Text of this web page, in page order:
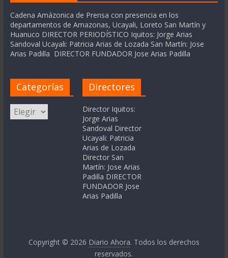
Cadena Amázonica de Prensa con presencia en los
departamentos de Amazonas, Ucayali, Loreto San Martín y
Huanuco DIRECTOR PERIODÍSTICO Iquitos: Jorge Arias
Sandoval Ucayali: Patricia Arias de Lozada San Martín: Jose
Arias Padilla DIRECTOR FUNDADOR Jose Arias Padilla
Categorías
Categorías
Directores
Director Iquitos:
Jorge Arias
Sandoval Director
Ucayali: Patricia
Arias de Lozada
Director San
Martín: Jose Arias
Padilla DIRECTOR
FUNDADOR Jose
Arias Padilla
Copyright © 2026 Diario Ahora. Todos los derechos
reservados.